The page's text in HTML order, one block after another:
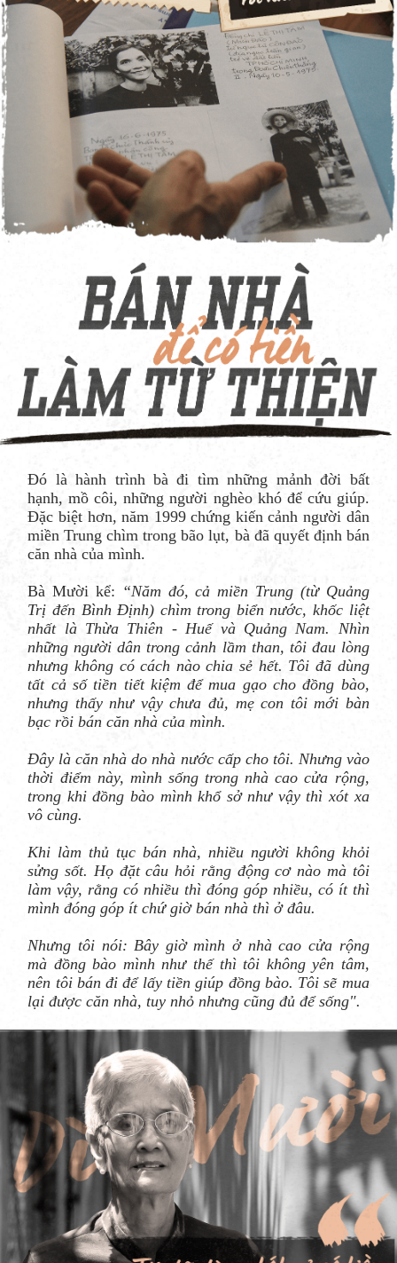
Đó là hành trình bà đi tìm những mảnh đời bất
hạnh, mồ côi, những người nghèo khó để cứu giúp.
Đặc biệt hơn, năm 1999 chứng kiến cảnh người dân
miền Trung chìm trong bão lụt, bà đã quyết định bán
căn nhà của mình.
Bà Mười kể: “Năm đó, cả miền Trung (từ Quảng
Trị đến Bình Định) chìm trong biển nước, khốc liệt
nhất là Thừa Thiên - Huế và Quảng Nam. Nhìn
những người dân trong cảnh lầm than, tôi đau lòng
nhưng không có cách nào chia sẻ hết. Tôi đã dùng
tất cả số tiền tiết kiệm để mua gạo cho đồng bào,
nhưng thấy như vậy chưa đủ, mẹ con tôi mới bàn
bạc rồi bán căn nhà của mình.
Đây là căn nhà do nhà nước cấp cho tôi. Nhưng vào
thời điểm này, mình sống trong nhà cao cửa rộng,
trong khi đồng bào mình khổ sở như vậy thì xót xa
vô cùng.
Khi làm thủ tục bán nhà, nhiều người không khỏi
sửng sốt. Họ đặt câu hỏi rằng động cơ nào mà tôi
làm vậy, rằng có nhiều thì đóng góp nhiều, có ít thì
mình đóng góp ít chứ giờ bán nhà thì ở đâu.
Nhưng tôi nói: Bây giờ mình ở nhà cao cửa rộng
mà đồng bào mình như thế thì tôi không yên tâm,
nên tôi bán đi để lấy tiền giúp đồng bào. Tôi sẽ mua
lại được căn nhà, tuy nhỏ nhưng cũng đủ để sống".